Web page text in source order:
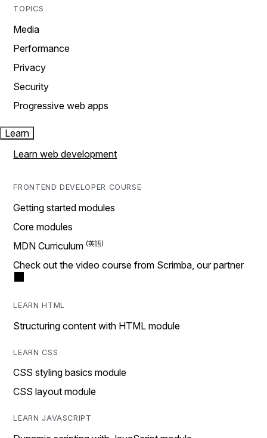
TOPICS
Media
Performance
Privacy
Security
Progressive web apps
Learn
Learn web development
FRONTEND DEVELOPER COURSE
Getting started modules
Core modules
MDN Curriculum
Check out the video course from Scrimba, our partner
LEARN HTML
Structuring content with HTML module
LEARN CSS
CSS styling basics module
CSS layout module
LEARN JAVASCRIPT